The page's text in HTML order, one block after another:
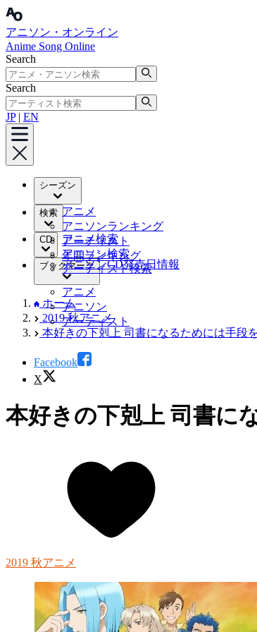
アニソン・オンライン
Anime Song Online
Search
Search
JP| EN
シーズン
アニメ
アニソンランキング
アーティスト
年間ランキング
検索
アニメ検索
アニソン検索
アーティスト検索
CD
アニソンCD発売日情報
ブックマーク
アニメ
アニソン
アーティスト
ホーム
2019 秋アニメ
本好きの下剋上 司書になるためには手段
Facebook
X
本好きの下剋上 司書に
2019 秋アニメ